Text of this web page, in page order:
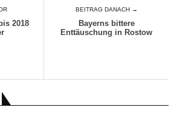
2018
BEITRAG DANACH →
Bayerns bittere
Enttäuschung in Rostow